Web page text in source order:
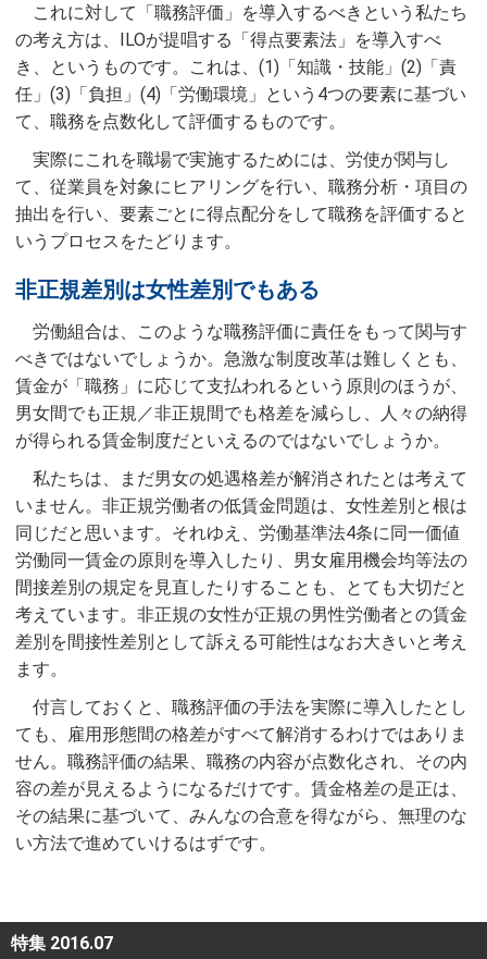
これに対して「職務評価」を導入するべきという私たち
の考え方は、ILOが提唱する「得点要素法」を導入すべ
き、というものです。これは、(1)「知識・技能」(2)「責
任」(3)「負担」(4)「労働環境」という4つの要素に基づい
て、職務を点数化して評価するものです。
実際にこれを職場で実施するためには、労使が関与し
て、従業員を対象にヒアリングを行い、職務分析・項目の
抽出を行い、要素ごとに得点配分をして職務を評価すると
いうプロセスをたどります。
非正規差別は女性差別でもある
労働組合は、このような職務評価に責任をもって関与す
べきではないでしょうか。急激な制度改革は難しくとも、
賃金が「職務」に応じて支払われるという原則のほうが、
男女間でも正規／非正規間でも格差を減らし、人々の納得
が得られる賃金制度だといえるのではないでしょうか。
私たちは、まだ男女の処遇格差が解消されたとは考えて
いません。非正規労働者の低賃金問題は、女性差別と根は
同じだと思います。それゆえ、労働基準法4条に同一価値
労働同一賃金の原則を導入したり、男女雇用機会均等法の
間接差別の規定を見直したりすることも、とても大切だと
考えています。非正規の女性が正規の男性労働者との賃金
差別を間接性差別として訴える可能性はなお大きいと考え
ます。
付言しておくと、職務評価の手法を実際に導入したとし
ても、雇用形態間の格差がすべて解消するわけではありま
せん。職務評価の結果、職務の内容が点数化され、その内
容の差が見えるようになるだけです。賃金格差の是正は、
その結果に基づいて、みんなの合意を得ながら、無理のな
い方法で進めていけるはずです。
特集 2016.07